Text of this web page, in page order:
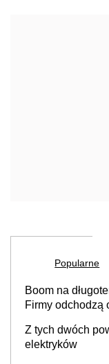
Popularne
Boom na
Firmy odchodzą
Z tych dwóch
elektryków